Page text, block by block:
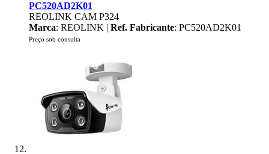
PC520AD2K01
REOLINK CAM P324
Marca: REOLINK | Ref. Fabricante: PC520AD2K01
Preço sob consulta